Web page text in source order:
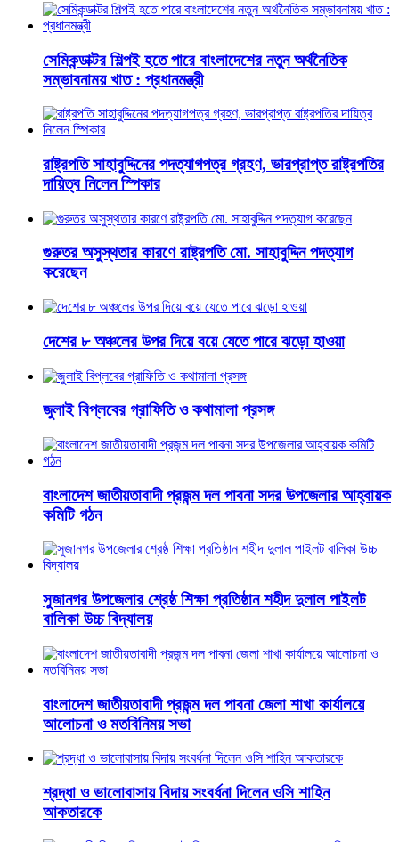
সেমিকন্ডাক্টর শিল্পই হতে পারে বাংলাদেশের নতুন অর্থনৈতিক
সম্ভাবনাময় খাত : প্রধানমন্ত্রী
রাষ্ট্রপতি সাহাবুদ্দিনের পদত্যাগপত্র গ্রহণ, ভারপ্রাপ্ত রাষ্ট্রপতির
দায়িত্ব নিলেন স্পিকার
গুরুতর অসুস্থতার কারণে রাষ্ট্রপতি মো. সাহাবুদ্দিন পদত্যাগ
করেছেন
দেশের ৮ অঞ্চলের উপর দিয়ে বয়ে যেতে পারে ঝড়ো হাওয়া
জুলাই বিপ্লবের গ্রাফিতি ও কথামালা প্রসঙ্গ
বাংলাদেশ জাতীয়তাবাদী প্রজন্ম দল পাবনা সদর উপজেলার আহ্বায়ক
কমিটি গঠন
সুজানগর উপজেলার শ্রেষ্ঠ শিক্ষা প্রতিষ্ঠান শহীদ দুলাল পাইলট
বালিকা উচ্চ বিদ্যালয়
বাংলাদেশ জাতীয়তাবাদী প্রজন্ম দল পাবনা জেলা শাখা কার্যালয়ে
আলোচনা ও মতবিনিময় সভা
শ্রদ্ধা ও ভালোবাসায় বিদায় সংবর্ধনা দিলেন ওসি শাহিন
আকতারকে